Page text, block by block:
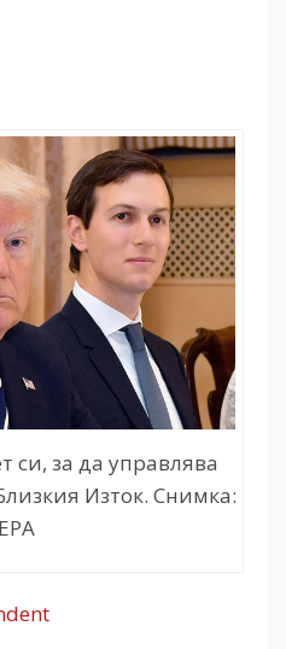
си, за да управлява
Изток. Снимка:
EPA